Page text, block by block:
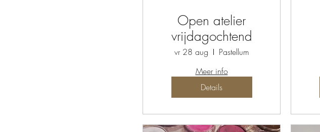
Open atelier
vrijdagochtend
vr 28 aug
Pastellum
Meer info
Details